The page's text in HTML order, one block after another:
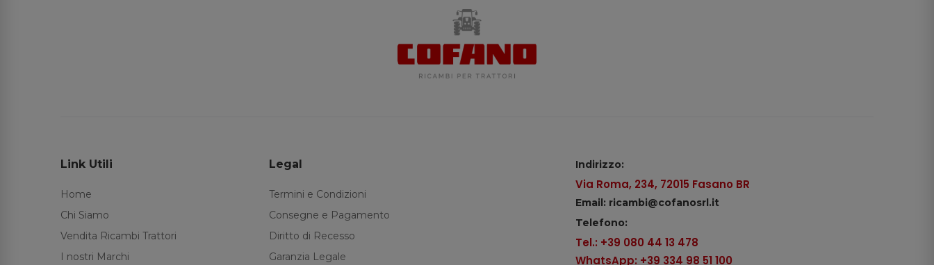
Link Utili
Home
Chi Siamo
Vendita Ricambi Trattori
I nostri Marchi
Legal
Termini e Condizioni
Consegne e Pagamento
Diritto di Recesso
Garanzia Legale
Indirizzo:
Via Roma, 234, 72015 Fasano BR
Email: ricambi@cofanosrl.it
Telefono:
Tel.: +39 080 44 13 478
WhatsApp: +39 334 98 51 100